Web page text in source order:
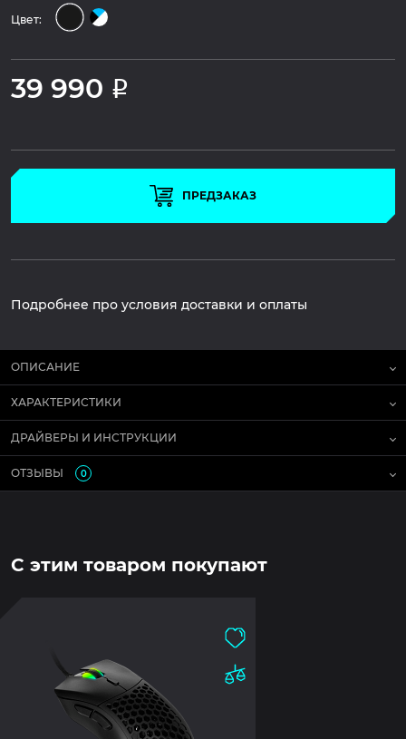
Цвет:
39 990 Р
ПРЕДЗАКАЗ
Подробнее про условия доставки и оплаты
ОПИСАНИЕ
ХАРАКТЕРИСТИКИ
ДРАЙВЕРЫ И ИНСТРУКЦИИ
ОТЗЫВЫ 0
С этим товаром покупают